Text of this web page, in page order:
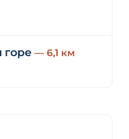
горе — 6,1 км